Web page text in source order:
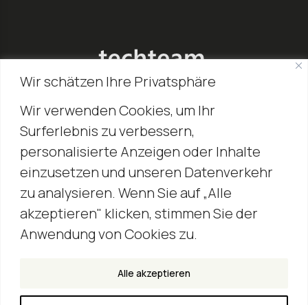
Wir schätzen Ihre Privatsphäre
Wir verwenden Cookies, um Ihr
Surferlebnis zu verbessern,
personalisierte Anzeigen oder Inhalte
einzusetzen und unseren Datenverkehr
zu analysieren. Wenn Sie auf „Alle
akzeptieren" klicken, stimmen Sie der
Anwendung von Cookies zu.
Alle akzeptieren
software development professionals
techteam GmbH
Plinganserstraße 24
81369 München
Kontakt
+49 (0) 89 – 45 35 17 92
hello@techteam.de
Social
Linked-In